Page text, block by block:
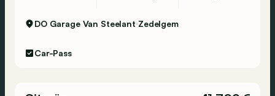
DO Garage Van Steelant Zedelgem
Car-Pass